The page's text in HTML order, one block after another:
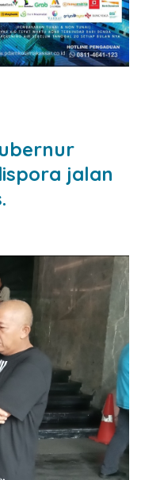
jalan